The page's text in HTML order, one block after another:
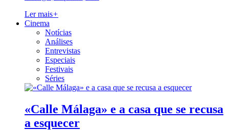
Ler mais+
Cinema
Notícias
Análises
Entrevistas
Especiais
Festivais
Séries
«Calle Málaga» e a casa que se recusa
a esquecer